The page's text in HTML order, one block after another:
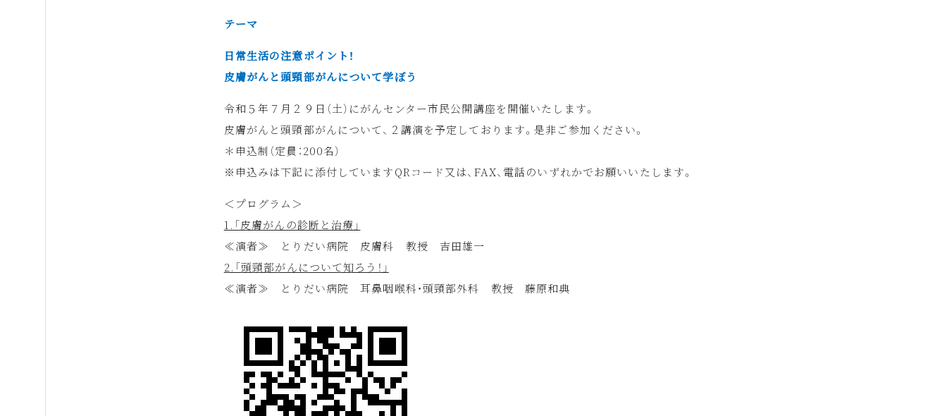
テーマ
日常生活の注意ポイント！
皮膚がんと頭頸部がんについて学ぼう
令和５年７月２９日（土）にがんセンター市民公開講座を開催いたします。
皮膚がんと頭頸部がんについて、２講演を予定しております。是非ご参加ください。
＊申込制（定員：200名）
※申込みは下記に添付していますQRコード又は、FAX、電話のいずれかでお願いいたします。
＜プログラム＞
1.「皮膚がんの診断と治療」
≪演者≫ とりだい病院 皮膚科 教授 吉田雄一
2.「頭頸部がんについて知ろう！」
≪演者≫ とりだい病院 耳鼻咽喉科・頭頸部外科 教授 藤原和典